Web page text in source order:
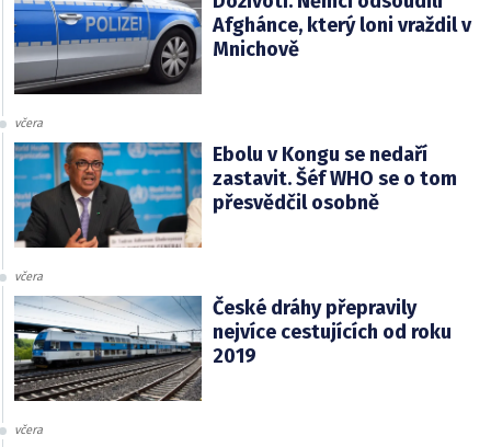
Afghánce, který loni vraždil v
Mnichově
včera
Ebolu v Kongu se nedaří
zastavit. Šéf WHO se o tom
přesvědčil osobně
včera
České dráhy přepravily
nejvíce cestujících od roku
2019
včera